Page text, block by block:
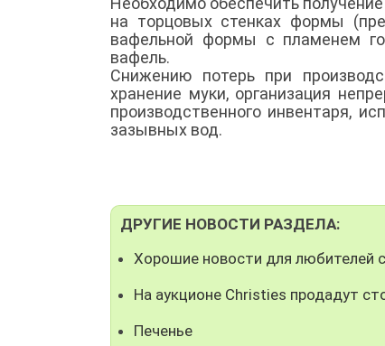
на торцовых стенках формы
вафельной формы с пламенем
вафель.
Снижению потерь при
хранение муки, организация
производственного инвентаря,
зазывных вод.
ДРУГИЕ НОВОСТИ РАЗДЕЛА:
Хорошие новости для любителей
На аукционе Christies продадут
Печенье